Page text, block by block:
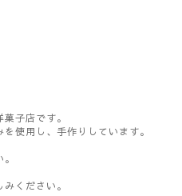
子店です。
使用し、手作りしています。
ください。